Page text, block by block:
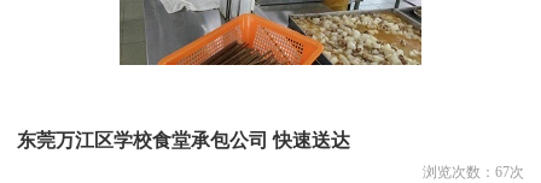
东莞万江区学校食堂承包公司 快速送达
浏览次数： 67次